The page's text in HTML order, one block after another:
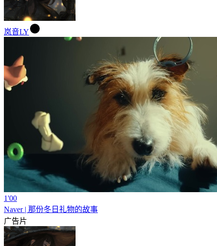
岚音LY
1'00
Naver | 那份冬日礼物的故事
广告片